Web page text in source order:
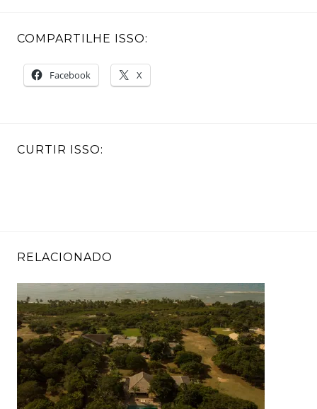
COMPARTILHE ISSO:
Facebook X
CURTIR ISSO:
RELACIONADO